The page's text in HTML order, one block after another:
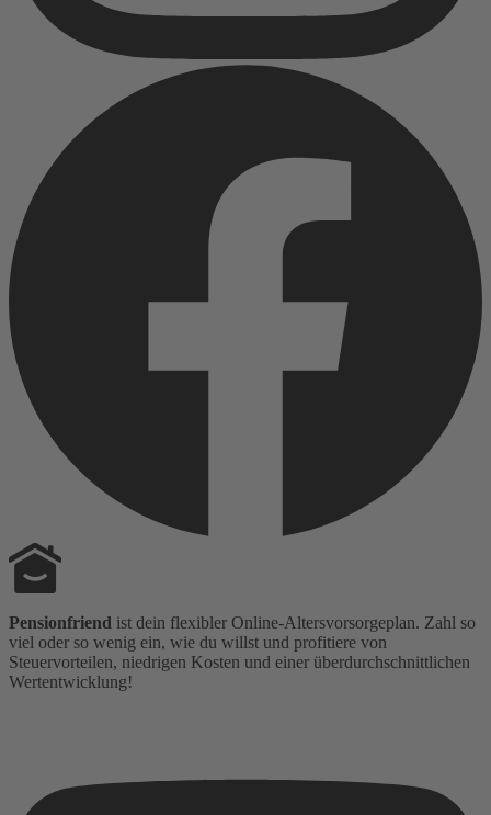
Pensionfriend ist dein flexibler Online-Altersvorsorgeplan. Zahl so
viel oder so wenig ein, wie du willst und profitiere von
Steuervorteilen, niedrigen Kosten und einer überdurchschnittlichen
Wertentwicklung!